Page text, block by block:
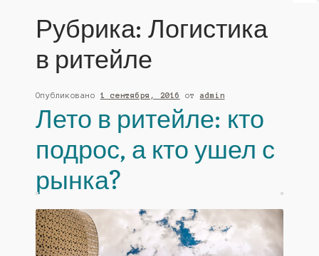
Оформление заказа
Рубрика: Логистика
в ритейле
Опубликовано 1 сентября, 2016 от admin
Лето в ритейле: кто
подрос, а кто ушел с
рынка?